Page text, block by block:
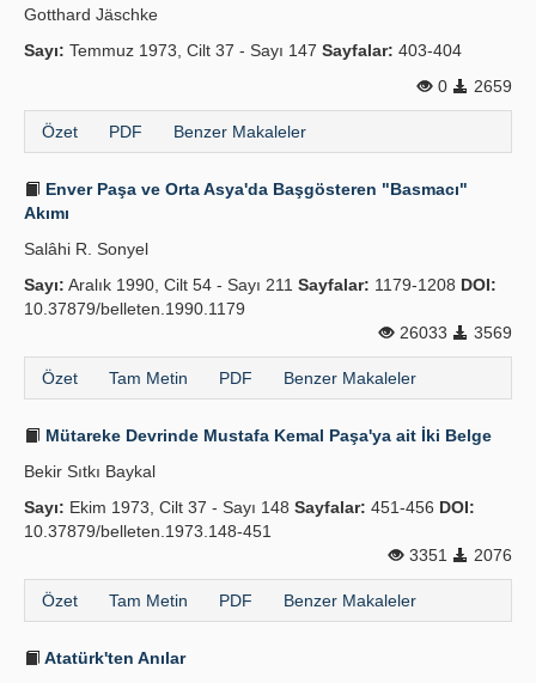
Gotthard Jäschke
Sayı: Temmuz 1973, Cilt 37 - Sayı 147 Sayfalar: 403-404
0
2659
Özet PDF Benzer Makaleler
Enver Paşa ve Orta Asya'da Başgösteren "Basmacı"
Akımı
Salâhi R. Sonyel
Sayı: Aralık 1990, Cilt 54 - Sayı 211 Sayfalar: 1179-1208 DOI:
10.37879/belleten.1990.1179
26033
3569
Özet Tam Metin PDF Benzer Makaleler
Mütareke Devrinde Mustafa Kemal Paşa'ya ait İki Belge
Bekir Sıtkı Baykal
Sayı: Ekim 1973, Cilt 37 - Sayı 148 Sayfalar: 451-456 DOI:
10.37879/belleten.1973.148-451
3351
2076
Özet Tam Metin PDF Benzer Makaleler
Atatürk'ten Anılar